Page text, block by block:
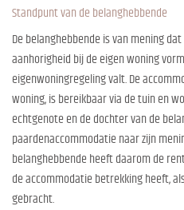
Standpunt van de belanghebbende
De belanghebbende is van mening
aanhorigheid bij de eigen woning
eigenwoningregeling valt. De
woning, is bereikbaar via de tuin en
echtgenote en de dochter van de
paardenaccommodatie naar zijn
belanghebbende heeft daarom de
de accommodatie betrekking heeft,
gebracht.